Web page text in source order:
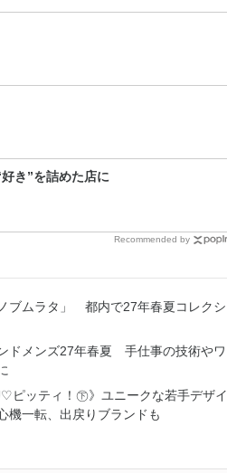
き”を詰めた店に
Recommended by
ブムラタ」 都内で27年春夏コレクシ
ドメンズ27年春夏 手仕事の技術やワ
ピッティ！㊦》ユニークな若手デザイ
一転、出戻りブランドも